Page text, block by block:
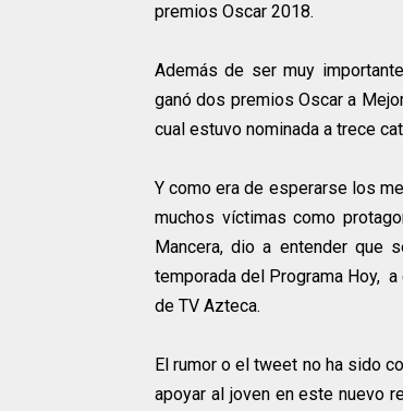
premios Oscar 2018.
Además de ser muy
ganó dos premios Oscar a
cual estuvo nominada a trece
Y como era de esperarse los
muchos víctimas como
Mancera, dio a entender que
temporada del Programa Hoy,
de TV Azteca.
El rumor o el tweet no ha sido
apoyar al joven en este nuevo